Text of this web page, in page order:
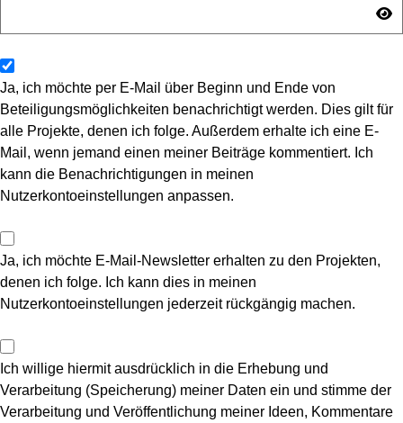
Ja, ich möchte per E-Mail über Beginn und Ende von
Beteiligungsmöglichkeiten benachrichtigt werden. Dies gilt für
alle Projekte, denen ich folge. Außerdem erhalte ich eine E-
Mail, wenn jemand einen meiner Beiträge kommentiert. Ich
kann die Benachrichtigungen in meinen
Nutzerkontoeinstellungen anpassen.
Ja, ich möchte E-Mail-Newsletter erhalten zu den Projekten,
denen ich folge. Ich kann dies in meinen
Nutzerkontoeinstellungen jederzeit rückgängig machen.
Ich willige hiermit ausdrücklich in die Erhebung und
Verarbeitung (Speicherung) meiner Daten ein und stimme der
Verarbeitung und Veröffentlichung meiner Ideen, Kommentare